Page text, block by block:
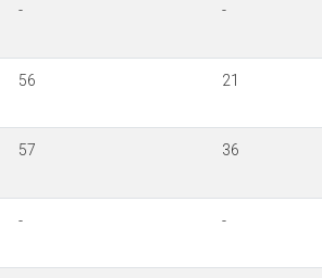
- -
56 21
57 36
- -